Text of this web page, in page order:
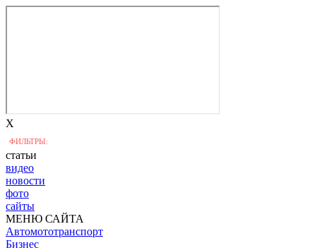
X
ФИЛЬТРЫ:
статьи
видео
новости
фото
сайты
МЕНЮ САЙТА
Автомототранспорт
Бизнес